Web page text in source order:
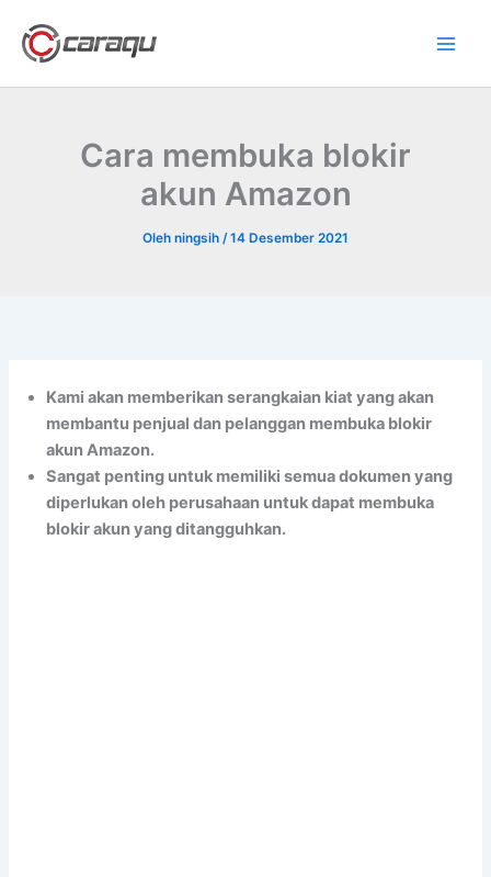
konten
Cara membuka blokir
akun Amazon
Oleh ningsih /14 Desember 2021
Kami akan memberikan serangkaian kiat yang akan
membantu penjual dan pelanggan membuka blokir
akun Amazon.
Sangat penting untuk memiliki semua dokumen yang
diperlukan oleh perusahaan untuk dapat membuka
blokir akun yang ditangguhkan.